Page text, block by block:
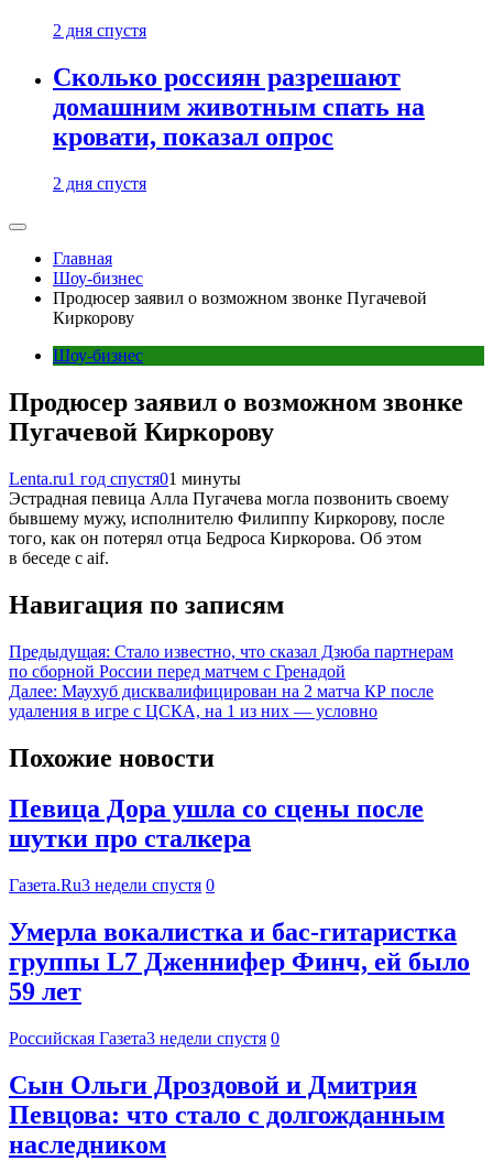
2 дня спустя
Сколько россиян разрешают
домашним животным спать на
кровати, показал опрос
2 дня спустя
Главная
Шоу-бизнес
Продюсер заявил о возможном звонке Пугачевой
Киркорову
Шоу-бизнес
Продюсер заявил о возможном звонке
Пугачевой Киркорову
Lenta.ru1 год спустя01 минуты
Эстрадная певица Алла Пугачева могла позвонить своему
бывшему мужу, исполнителю Филиппу Киркорову, после
того, как он потерял отца Бедроса Киркорова. Об этом
в беседе с aif.
Навигация по записям
Предыдущая: Стало известно, что сказал Дзюба партнерам
по сборной России перед матчем с Гренадой
Далее: Маухуб дисквалифицирован на 2 матча КР после
удаления в игре с ЦСКА, на 1 из них — условно
Похожие новости
Певица Дора ушла со сцены после
шутки про сталкера
Газета.Ru3 недели спустя 0
Умерла вокалистка и бас-гитаристка
группы L7 Дженнифер Финч, ей было
59 лет
Российская Газета3 недели спустя 0
Сын Ольги Дроздовой и Дмитрия
Певцова: что стало с долгожданным
наследником